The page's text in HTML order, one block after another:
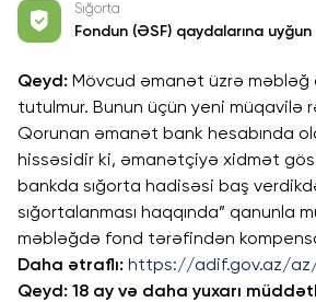
Sığorta
Fondun (ƏSF) qaydalarına uyğun
Qeyd: Mövcud əmanət üzrə məbləğ
tutulmur. Bunun üçün yeni müqavilə
Qorunan əmanət bank hesabında
hissəsidir ki, əmanətçiyə xidmət
bankda sığorta hadisəsi baş
sığortalanması haqqında” qanunla
məbləğdə fond tərəfindən
Daha ətraflı: https://adif.gov.az/
Qeyd: 18 ay və daha yuxarı